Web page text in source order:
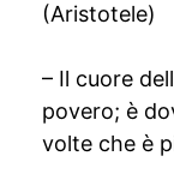
(Aristotele)
– Il cuore
povero; è
volte che è